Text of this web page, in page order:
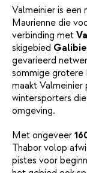
Valmeinier is een
Maurienne die
verbinding met
skigebied
gevarieerd
sommige grotere
maakt Valmeinier
wintersporters
omgeving.
Met ongeveer
Thabor volop
pistes voor